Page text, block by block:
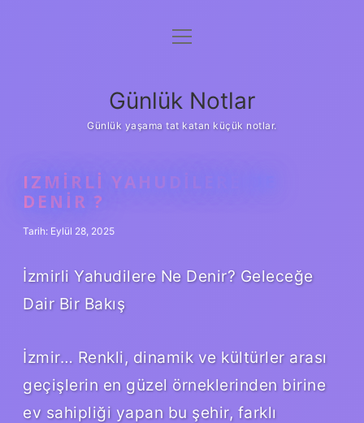
Anasayfa
Yasal Uyarı
menüyü
Günlük Notlar
Günlük yaşama tat katan küçük notlar.
IZMIRLI YAHUDILERE NE
DENIR ?
Tarih: Eylül 28, 2025
İzmirli Yahudilere Ne Denir? Geleceğe
Dair Bir Bakış
İzmir… Renkli, dinamik ve kültürler arası
geçişlerin en güzel örneklerinden birine
ev sahipliği yapan bu şehir, farklı